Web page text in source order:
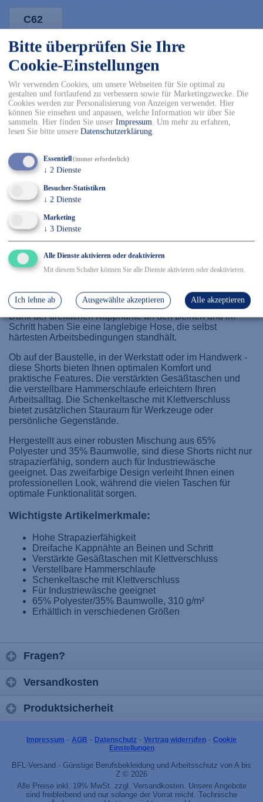
Bitte überprüfen Sie Ihre
Cookie-Einstellungen
Wir verwenden Cookies, um unsere Webseiten für Sie optimal zu
gestalten und fortlaufend zu verbessern sowie für Marketingzwecke. Die
Cookies werden zur Personalisierung von Anzeigen verwendet. Hier
können Sie einsehen und anpassen, welche Information wir über Sie
sammeln. Hier finden Sie unser Impressum. Um mehr zu erfahren,
lesen Sie bitte unsere Datenschutzerklärung.
Essentiell(immer erforderlich)
↓ 2 Dienste
Besucher-Statistiken
↓ 2 Dienste
Marketing
↓ 3 Dienste
Alle Dienste aktivieren oder deaktivieren
Mit diesem Schalter können Sie alle Dienste aktivieren oder deaktivieren.
Ich lehne ab Ausgewählte akzeptieren Alle akzeptieren
C62
-
In den Warenkorb
✓ Kostenfreier Versand innerhalb DE ab 150€
✓ Versand mit DHL
✓ Kostenfreier Rückversand
Details
MASCOT® IMAGE Shorts
Produktcode: 00949
Die MASCOT® IMAGE Shorts sind die perfekte Wahl für
Arbeitsshorts zeichnen sich durch ihre hohe
Strapazierfähigkeit und durchdachte Funktionalität aus.
Dank der dreifachen Kappnähte an den Beinen und im
Schritt haben Sie eine langlebige Hose, die selbst
härtesten Arbeitsbedingungen standhält.
Ob auf der Baustelle, in der Werkstatt oder im Handwerk -
diese Shorts bieten Ihnen optimalen Komfort und
praktische Features. Die verstärkten Gesäßtaschen und
die verstellbare Hammerschlaufe erleichtern Ihren
Arbeitsalltag. Die Schenkeltasche mit Klettverschluss
bietet zusätzlichen Stauraum für Werkzeuge oder
persönliche Gegenstände.
Hergestellt aus einer robusten Mischung aus 65%
Polyester und 35% Baumwolle, sind diese Shorts nicht nur
strapazierfähig, sondern auch für Industriewäsche
geeignet. Das zweifarbige Design verleiht Ihnen einen
professionellen Look, während die vielen Taschen für
optimale Funktionalität sorgen.
Wichtigste Artikelmerkmale:
Hohe Strapazierfähigkeit
Dreifache Kappnähte an Beinen und Schritt
Verstärkte Gesäßtaschen mit Klettverschluss
Verstellbare Hammerschlaufe
Schenkeltasche mit Klettverschluss
Für Industriewäsche geeignet
65% Polyester/35% Baumwolle, 310 g/m²
Erhältlich in verschiedenen Größen
Fragen?
Versandkosten
Produktsicherheit
Impressum - AGB - Datenschutz - Vertrag widerrufen - Cookie
Einstellungen
BFL-Versand - Günstige Berufsbekleidung und Arbeitsschutz von A bis
Z © 2026
Alle Preise inkl. 19% MwSt. zzgl. Versandkosten. Unsere Angebote
sind freibleibend und nur solange der Vorrat reicht. Technische